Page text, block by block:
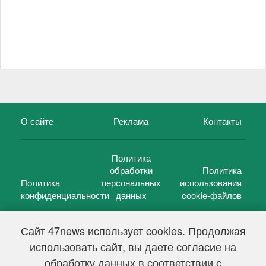
Сайт 47news использует cookies. Продолжая
использовать сайт, вы даете согласие на
обработку данных в соответствии с
О сайте Реклама Контакты
Политика
конфиденциальности
Политика
обработки
персональных
данных
Политика
использования
cookie-файлов
47 новостей (47 news)2005 — 2026 г.
Свидетельство о регистрации СМИ Эл № ФС 77-39848, выдано